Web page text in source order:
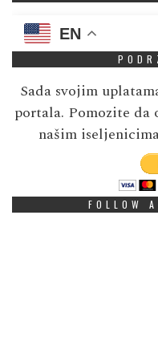
EN
Sada svojim
portala. Pomozite da
našim
FOLLOW